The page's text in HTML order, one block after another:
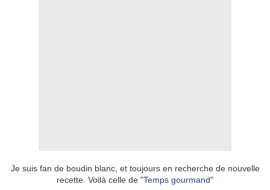
Je suis fan de boudin blanc, et toujours en recherche de nouvelle
recette. Voilà celle de "Temps gourmand"